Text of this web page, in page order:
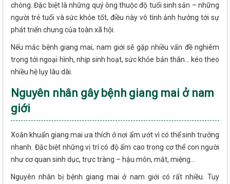
chóng. Đặc biệt là những quý ông thuộc độ tuổi sinh sản – những
người trẻ tuổi và sức khỏe tốt, điều này vô tình ảnh hưởng tới sự
phát triển chung của toàn xã hội.
Nếu mắc bệnh giang mai, nam giới sẽ gặp nhiều vấn đề nghiêm
trọng tới ngoại hình, nhịp sinh hoạt, sức khỏe bản thân... kéo theo
nhiều hệ lụy lâu dài.
Nguyên nhân gây bệnh giang mai ở nam
giới
Xoắn khuẩn giang mai ưa thích ở nơi ẩm ướt vì có thể sinh trưởng
nhanh. Đặc biệt những vị trí có độ ẩm cao trong cơ thể con người
như cơ quan sinh dục, trực tràng – hậu môn, mắt, miệng...
Nguyên nhân bị bệnh giang mai ở nam giới có rất nhiều. Tuy